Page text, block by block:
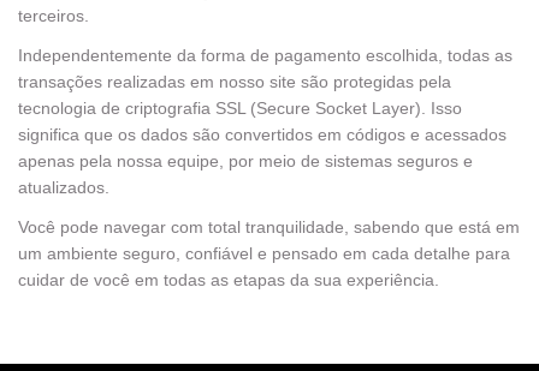
terceiros.
Independentemente da forma de pagamento escolhida, todas as
transações realizadas em nosso site são protegidas pela
tecnologia de criptografia SSL (Secure Socket Layer). Isso
significa que os dados são convertidos em códigos e acessados
apenas pela nossa equipe, por meio de sistemas seguros e
atualizados.
Você pode navegar com total tranquilidade, sabendo que está em
um ambiente seguro, confiável e pensado em cada detalhe para
cuidar de você em todas as etapas da sua experiência.